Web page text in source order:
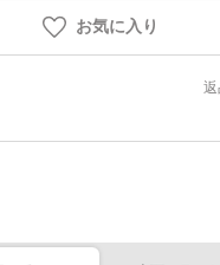
お気に入り
返